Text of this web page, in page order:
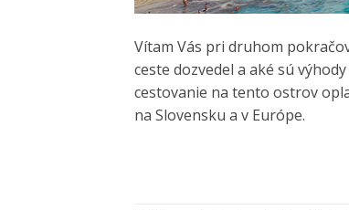
Vítam Vás pri druhom
ceste dozvedel a aké sú
cestovanie na tento ostrov
na Slovensku a v Európe.